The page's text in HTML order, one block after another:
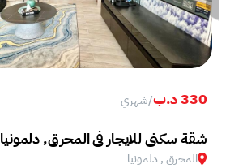
330 د.ب /شهري
شقة سكني للايجار في المحرق, دلمونيا
المحرق , دلمونيا